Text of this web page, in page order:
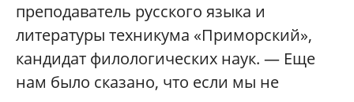
преподаватель русского языка и
литературы техникума «Приморский»,
кандидат филологических наук. — Еще
нам было сказано, что если мы не